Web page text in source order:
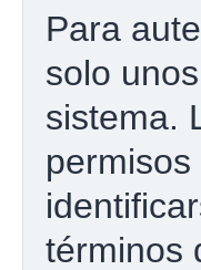
Para
solo
sistema.
términos